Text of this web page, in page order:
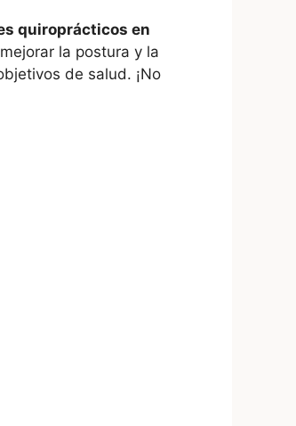
quiroprácticos en
la postura y la
de salud. ¡No